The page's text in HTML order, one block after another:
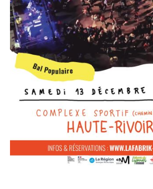
Actualités
Vidéos
Newsletter
Infor’Monts, le journal de la CCMDL
Contact